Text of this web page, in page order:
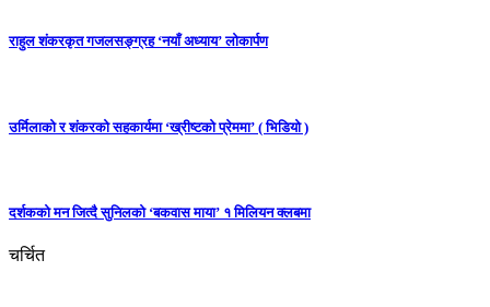
राहुल शंकरकृत गजलसङ्ग्रह ‘नयाँ अध्याय’ लोकार्पण
उर्मिलाको र शंकरको सहकार्यमा ‘ख्रीष्टको प्रेममा’ ( भिडियो )
दर्शकको मन जित्दै सुनिलको ‘बकवास माया’ १ मिलियन क्लबमा
चर्चित